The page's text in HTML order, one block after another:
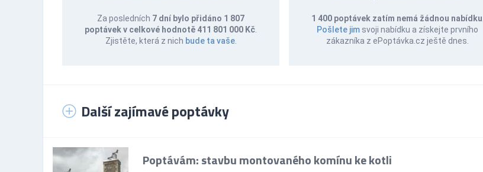
Za posledních 7 dní bylo přidáno 1 807
poptávek v celkové hodnotě 411 801 000 Kč
Zjistěte, která z nich bude ta vaše.
1 400 poptávek zatím nemá žádnou nabídku
Pošlete jim svoji nabídku a získejte prvního
zákazníka z ePoptávka.cz ještě dnes.
Další zajímavé poptávky
Poptávám: stavbu montovaného komínu ke kotli